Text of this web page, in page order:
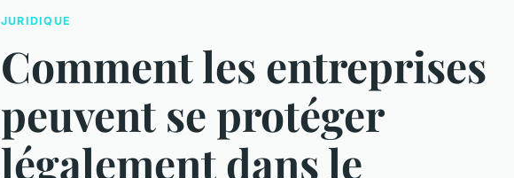
JURIDIQUE
Comment les entreprises
peuvent se protéger
légalement dans le